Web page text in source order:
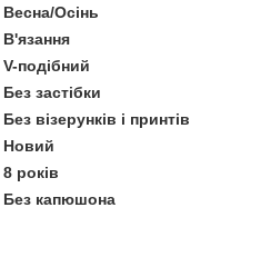
Весна/Осінь
В'язання
V-подібний
Без застібки
Без візерунків і принтів
Новий
8 років
Без капюшона